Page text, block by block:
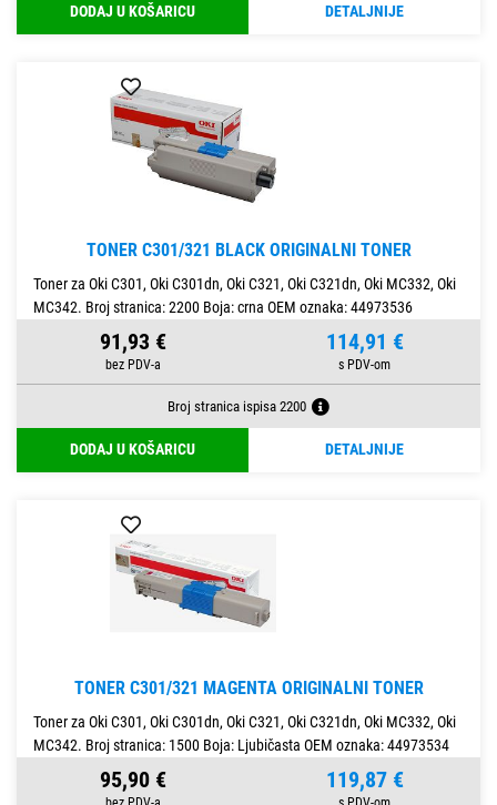
DODAJ U KOŠARICU DETALJNIJE
TONER C301/321 BLACK ORIGINALNI TONER
Toner za Oki C301, Oki C301dn, Oki C321, Oki C321dn, Oki MC332, Oki
MC342. Broj stranica: 2200 Boja: crna OEM oznaka: 44973536
91,93 € 114,91 €
Broj stranica ispisa 2200
DODAJ U KOŠARICU DETALJNIJE
TONER C301/321 MAGENTA ORIGINALNI TONER
Toner za Oki C301, Oki C301dn, Oki C321, Oki C321dn, Oki MC332, Oki
MC342. Broj stranica: 1500 Boja: Ljubičasta OEM oznaka: 44973534
95,90 € 119,87 €